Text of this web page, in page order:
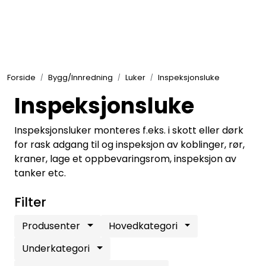
Forside Bygg/Innredning Luker Inspeksjonsluke
Inspeksjonsluke
Inspeksjonsluker monteres f.eks. i skott eller dørk
for rask adgang til og inspeksjon av koblinger, rør,
kraner, lage et oppbevaringsrom, inspeksjon av
tanker etc.
Filter
Produsenter
Hovedkategori
Underkategori
Elektrisk
Bygg/Innredning
Komfort
Motor/Styring